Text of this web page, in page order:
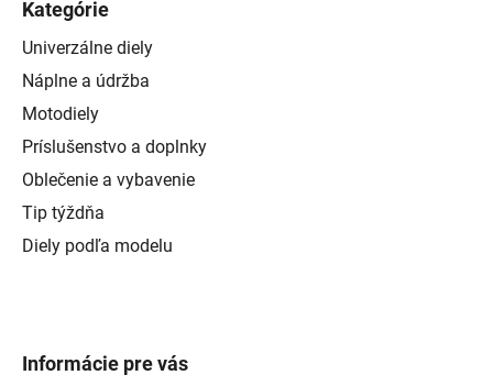
Kategórie
Univerzálne diely
Náplne a údržba
Motodiely
Príslušenstvo a doplnky
Oblečenie a vybavenie
Tip týždňa
Diely podľa modelu
Informácie pre vás